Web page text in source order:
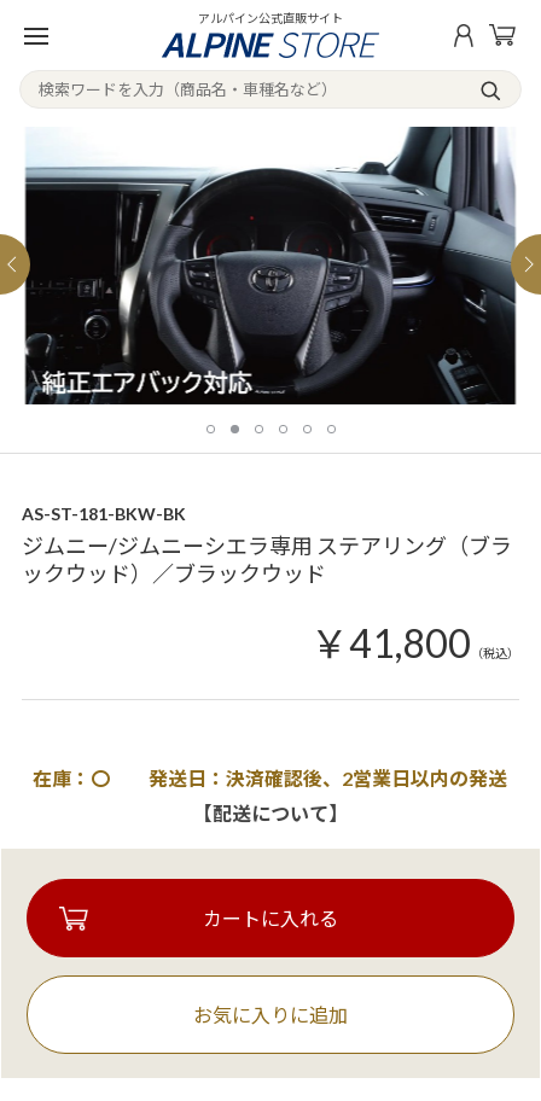
アルパイン公式直販サイト
AS-ST-181-BKW-BK
ジムニー/ジムニーシエラ専用 ステアリング（ブラ
ックウッド）／ブラックウッド
￥41,800 （税込）
在庫：〇 発送日：決済確認後、2営業日以内の発送
【配送について】
お気に入りに追加